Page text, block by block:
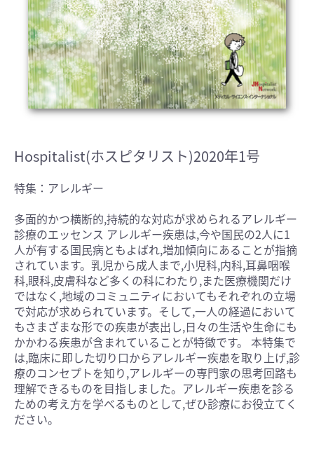
Hospitalist(ホスピタリスト)2020年1号
特集：アレルギー
多面的かつ横断的,持続的な対応が求められるアレルギー
診療のエッセンス アレルギー疾患は,今や国民の2人に1
人が有する国民病ともよばれ,増加傾向にあることが指摘
されています。乳児から成人まで,小児科,内科,耳鼻咽喉
科,眼科,皮膚科など多くの科にわたり,また医療機関だけ
ではなく,地域のコミュニティにおいてもそれぞれの立場
で対応が求められています。そして,一人の経過において
もさまざまな形での疾患が表出し,日々の生活や生命にも
かかわる疾患が含まれていることが特徴です。 本特集で
は,臨床に即した切り口からアレルギー疾患を取り上げ,診
療のコンセプトを知り,アレルギーの専門家の思考回路も
理解できるものを目指しました。アレルギー疾患を診る
ための考え方を学べるものとして,ぜひ診療にお役立てく
ださい。